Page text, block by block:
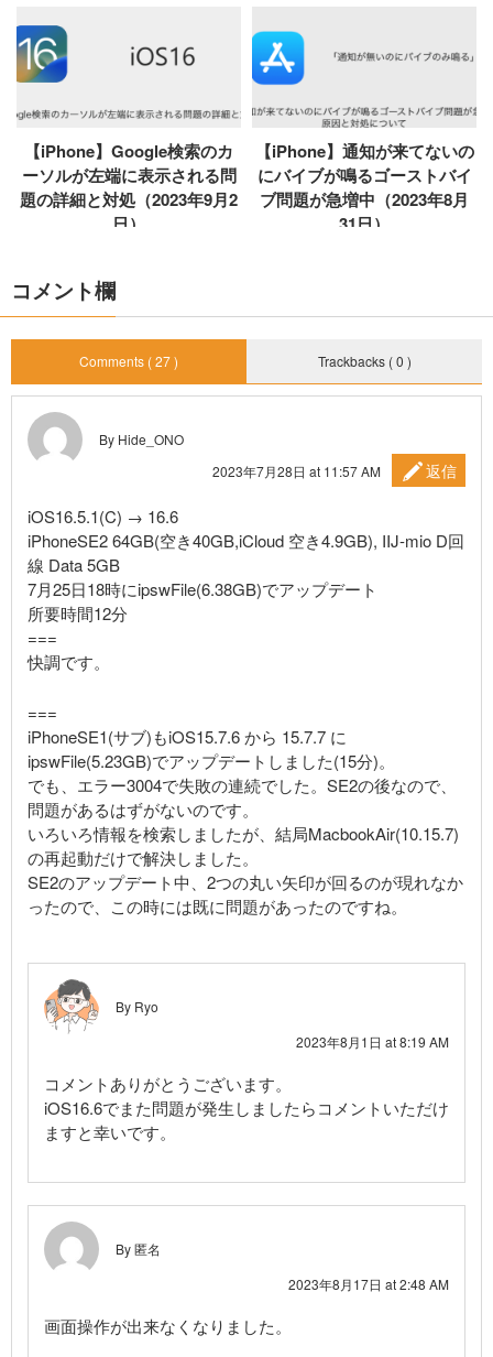
【iPhone】Google検索のカ
ーソルが左端に表示される問
題の詳細と対処（2023年9月2
日）
【iPhone】通知が来てないの
にバイブが鳴るゴーストバイ
ブ問題が急増中（2023年8月
31日）
コメント欄
Comments ( 27 ) Trackbacks ( 0 )
By Hide_ONO
2023年7月28日 at 11:57 AM
返信
iOS16.5.1(C) → 16.6
iPhoneSE2 64GB(空き40GB,iCloud 空き4.9GB), IIJ-mio D回
線 Data 5GB
7月25日18時にipswFile(6.38GB)でアップデート
所要時間12分
===
快調です。
===
iPhoneSE1(サブ)もiOS15.7.6 から 15.7.7 に
ipswFile(5.23GB)でアップデートしました(15分)。
でも、エラー3004で失敗の連続でした。SE2の後なので、
問題があるはずがないのです。
いろいろ情報を検索しましたが、結局MacbookAir(10.15.7)
の再起動だけで解決しました。
SE2のアップデート中、2つの丸い矢印が回るのが現れなか
ったので、この時には既に問題があったのですね。
By Ryo
2023年8月1日 at 8:19 AM
コメントありがとうございます。
iOS16.6でまた問題が発生しましたらコメントいただけ
ますと幸いです。
By 匿名
2023年8月17日 at 2:48 AM
画面操作が出来なくなりました。